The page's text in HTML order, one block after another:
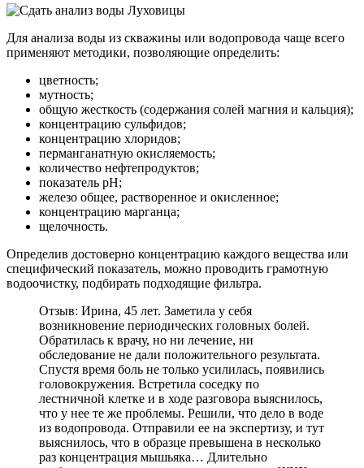
Для анализа воды из скважины или водопровода чаще всего
применяют методики, позволяющие определить:
цветность;
мутность;
общую жесткость (содержания солей магния и кальция);
концентрацию сульфидов;
концентрацию хлоридов;
перманганатную окисляемость;
количество нефтепродуктов;
показатель рН;
железо общее, растворенное и окисленное;
концентрацию марганца;
щелочность.
Определив достоверно концентрацию каждого вещества или
специфический показатель, можно проводить грамотную
водоочистку, подбирать подходящие фильтра.
Отзыв: Ирина, 45 лет. Заметила у себя
возникновение периодических головных болей.
Обратилась к врачу, но ни лечение, ни
обследование не дали положительного результата.
Спустя время боль не только усилилась, появились
головокружения. Встретила соседку по
лестничной клетке и в ходе разговора выяснилось,
что у нее те же проблемы. Решили, что дело в воде
из водопровода. Отправили ее на экспертизу, и тут
выяснилось, что в образце превышена в несколько
раз концентрация мышьяка… Длительно